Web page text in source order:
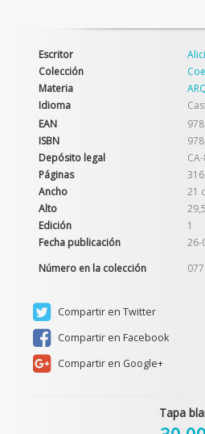
Escritor
Colección
Materia
Idioma
EAN
ISBN
Depósito legal
Páginas
316
Ancho
21
Alto
Edición
1
Fecha publicación
26-
Número en la colección
077
Compartir en Twitter
Compartir en Facebook
Compartir en Google+
Tapa